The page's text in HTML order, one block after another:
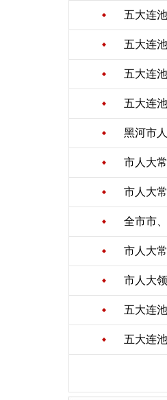
五大连
五大连
五大连
五大连
黑河市
市人大
市人大
全市市
市人大
市人大
五大连
五大连